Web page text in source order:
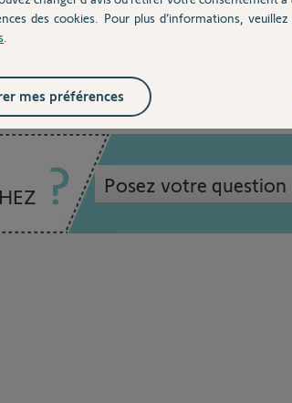
Posez votre question
des cookies. Pour plus d’informations,
mes préférences